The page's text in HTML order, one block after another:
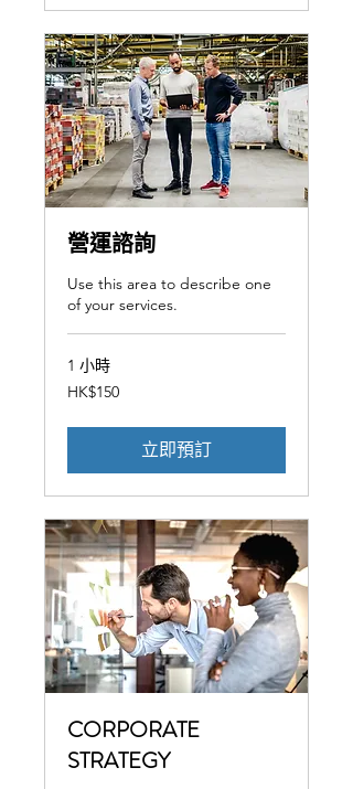
營運諮詢
Use this area to describe one
of your services.
1 小時
150
港
HK$150
立即預訂
CORPORATE
STRATEGY